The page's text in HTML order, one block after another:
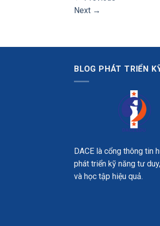
Next →
BLOG PHÁT TRIỂN
DACE là cổng thông tin
phát triển kỹ năng tư
và học tập hiệu quả.